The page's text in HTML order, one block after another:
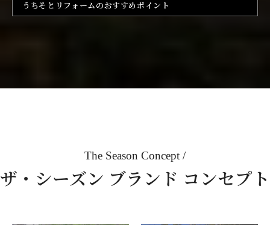
うちそとリフォームのおすすめポイント
The Season Concept
ザ・シーズン ブランド コンセプト